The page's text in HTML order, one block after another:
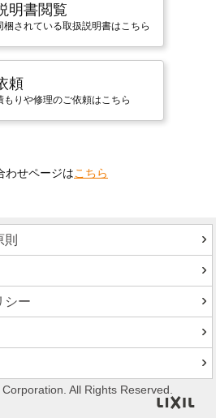
明書閲覧
梱されている取扱説明書はこちら
頼
もりや修理のご依頼はこちら
わせページはこちら
シー